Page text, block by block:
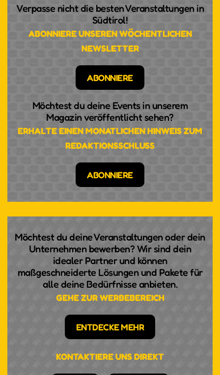
Verpasse nicht die besten Veranstaltungen in
Südtirol!
ABONNIERE UNSEREN WÖCHENTLICHEN
NEWSLETTER
ABONNIERE
Möchtest du deine Events in unserem
Magazin veröffentlicht sehen?
ERHALTE EINEN MONATLICHEN HINWEIS ZUM
REDAKTIONSSCHLUSS
ABONNIERE
Möchtest du deine Veranstaltungen oder dein
Unternehmen bewerben? Wir sind dein
idealer Partner und können
maßgeschneiderte Lösungen und Pakete für
alle deine Bedürfnisse anbieten.
GEHE ZUR WERBEBEREICH
ENTDECKE MEHR
KONTAKTIERE UNS DIREKT